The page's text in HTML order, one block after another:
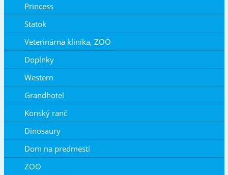
Princess
Statok
Veterinárna klinika, ZOO
Doplnky
Western
Grandhotel
Konský ranč
Dinosaury
Dom na predmestí
ZOO